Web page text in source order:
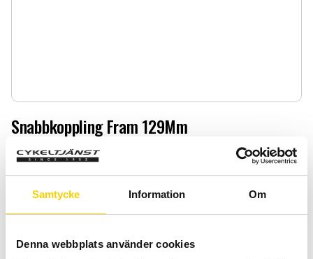
Samtycke Information Om
Denna webbplats använder cookies
Snabbkoppling Fram 129Mm
Snabbkoppling Fram 129Mm
69:-
Quantity
-
Add